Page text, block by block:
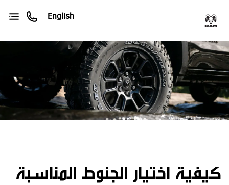
English
كيفية اختيار الجنوط المناسبة